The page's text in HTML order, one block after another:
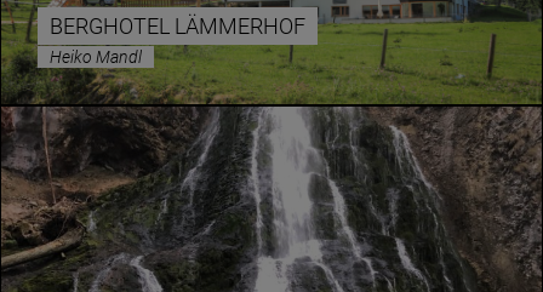
Essen & Trinken
Outdoor & Sport
Gesundheit
Nachhaltigkeit
Sehenswürdig
Kunst & Kultur
BERGHOTEL LÄMMERHOF
Heiko Mandl